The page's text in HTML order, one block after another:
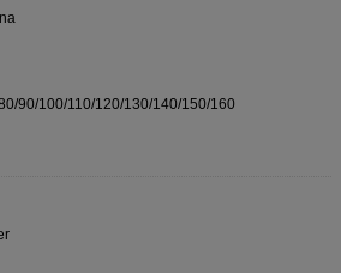
90/100/110/120/130/140/150/160